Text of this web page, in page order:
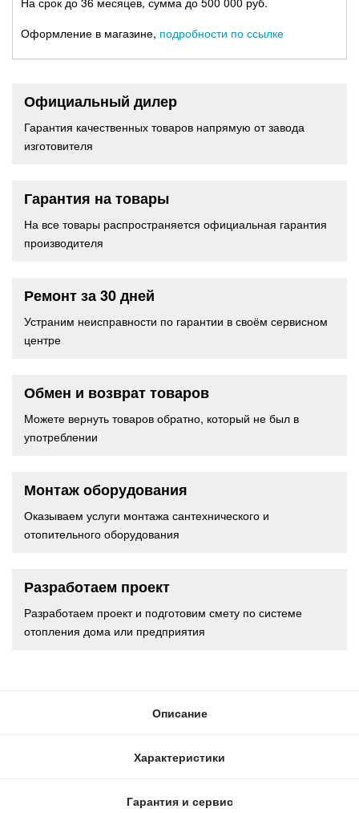
Оформление в магазине, подробности по ссылке
Официальный дилер
Гарантия качественных товаров напрямую от завода
изготовителя
Гарантия на товары
На все товары распространяется официальная гарантия
производителя
Ремонт за 30 дней
Устраним неисправности по гарантии в своём сервисном
центре
Обмен и возврат товаров
Можете вернуть товаров обратно, который не был в
употреблении
Монтаж оборудования
Оказываем услуги монтажа сантехнического и
отопительного оборудования
Разработаем проект
Разработаем проект и подготовим смету по системе
отопления дома или предприятия
Описание
Характеристики
Гарантия и сервис